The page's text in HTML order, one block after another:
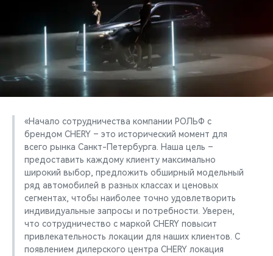
ВИДЕООБЗОРЫ
CHERY ДЛЯ ДЕТЕЙ
«Начало сотрудничества компании РОЛЬФ с
брендом CHERY – это исторический момент для
всего рынка Санкт-Петербурга. Наша цель –
предоставить каждому клиенту максимально
широкий выбор, предложить обширный модельный
ряд автомобилей в разных классах и ценовых
сегментах, чтобы наиболее точно удовлетворить
индивидуальные запросы и потребности. Уверен,
что сотрудничество с маркой CHERY повысит
привлекательность локации для наших клиентов. С
появлением дилерского центра CHERY локация